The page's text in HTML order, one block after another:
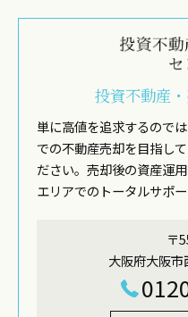
投資不動産
単に高値を追求するので
での不動産売却を目指し
ださい。売却後の資産運
エリアでのトータルサポ
〒
大阪府大阪